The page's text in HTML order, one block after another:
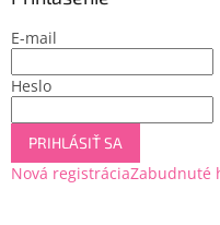
E-mail
Heslo
PRIHLÁSIŤ SA
Nová registráciaZabudnuté